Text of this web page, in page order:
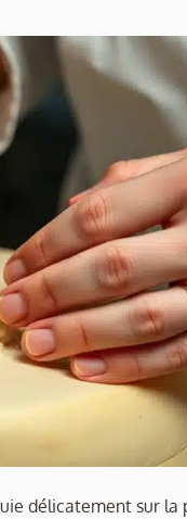
délicatement sur